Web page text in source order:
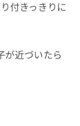
付きっきりに
が近づいたら